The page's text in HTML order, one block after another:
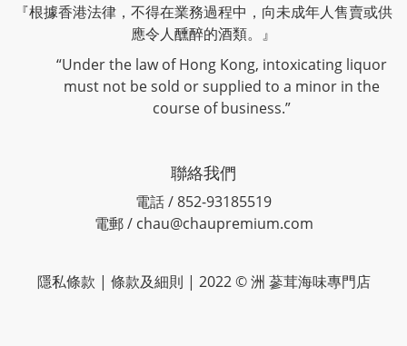
『根據香港法律，不得在業務過程中，向未成年人售賣或供
應令人醺醉的酒類。』
“Under the law of Hong Kong, intoxicating liquor
must not be sold or supplied to a minor in the
course of business.”
聯絡我們
電話 / 852-93185519
電郵 / chau@chaupremium.com
隱私條款 | 條款及細則 | 2022 © 洲 蔘茸海味專門店